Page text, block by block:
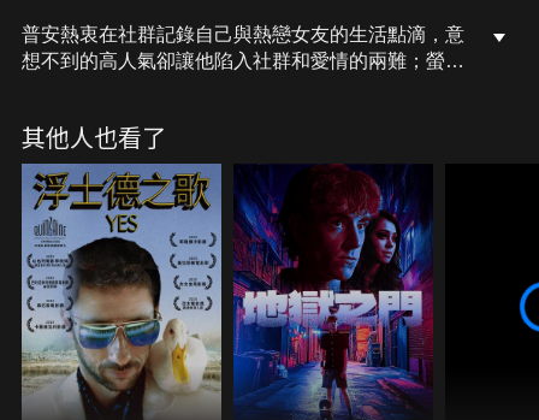
普安熱衷在社群記錄自己與熱戀女友的生活點滴，意
想不到的高人氣卻讓他陷入社群和愛情的兩難；螢幕
事業有成的她，練跑時遇見年輕帥氣的他，跑步路上
從此有了伴，但有著不小年齡差距的他們能勇敢相愛
嗎？
其他人也看了